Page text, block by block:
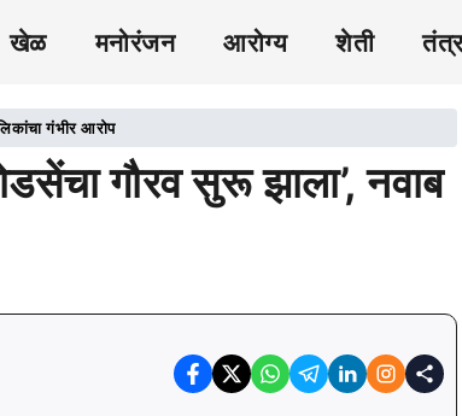
खेळ मनोरंजन आरोग्य शेती
गंभीर आरोप
गौरव सुरू झाला’, नवाब